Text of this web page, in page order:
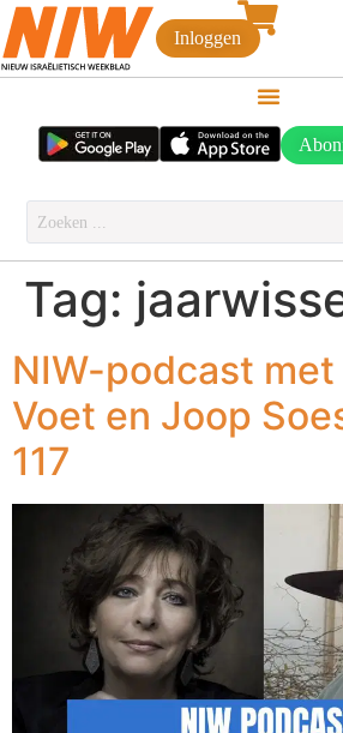
Inloggen
Tag:
NIW-podcast
Voet en Joop
117